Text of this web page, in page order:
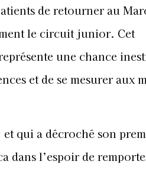
de retourner au
le circuit junior. Cet
une chance
et de se mesurer aux
qui a décroché son
dans l’espoir de